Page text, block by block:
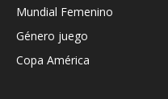
Mundial Femenino
Género juego
Copa América